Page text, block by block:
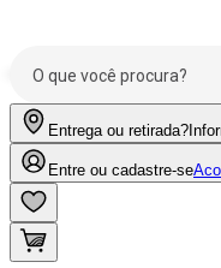
Entrega ou retirada?
Entre ou cadastre-se